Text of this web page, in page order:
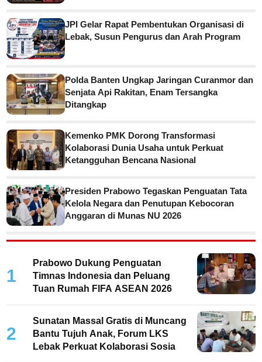
JPI Gelar Rapat Pembentukan Organisasi di
Lebak, Susun Pengurus dan Arah Program
Polda Banten Ungkap Jaringan Curanmor dan
Senjata Api Rakitan, Enam Tersangka
Ditangkap
Kemenko PMK Dorong Transformasi
Kolaborasi Dunia Usaha untuk Perkuat
Ketangguhan Bencana Nasional
Presiden Prabowo Tegaskan Penguatan Tata
Kelola Negara dan Penutupan Kebocoran
Anggaran di Munas NU 2026
1
Prabowo Dukung Penguatan
Timnas Indonesia dan Peluang
Tuan Rumah FIFA ASEAN 2026
2
Sunatan Massal Gratis di Muncang
Bantu Tujuh Anak, Forum LKS
Lebak Perkuat Kolaborasi Sosia